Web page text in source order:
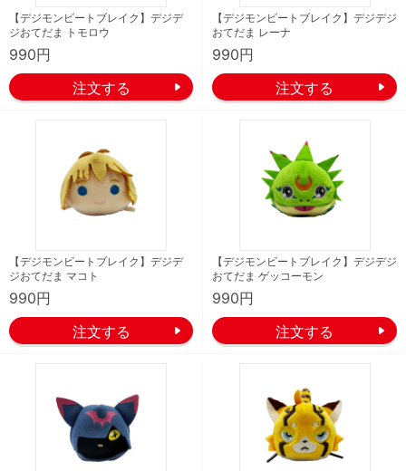
【デジモンビートブレイク】デジデ
ジおてだま トモロウ
990円
【デジモンビートブレイク】デジデジ
おてだま レーナ
990円
【デジモンビートブレイク】デジデ
ジおてだま マコト
990円
【デジモンビートブレイク】デジデジ
おてだま ゲッコーモン
990円